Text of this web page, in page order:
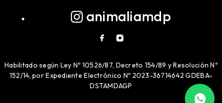
animaliamdp
Habilitado según Ley Nº 10526/87, Decreto 154/89 y Resolución Nº
152/14, por Expediente Electrónico Nº 2023-36714642 GDEBA-
DSTAMDAGP